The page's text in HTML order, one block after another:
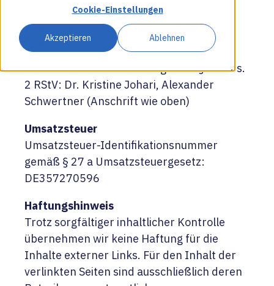
Cookie-Einstellungen
Akzeptieren Ablehnen
Alexander Schwertner
Registergericht: Amtsgericht Freiburg
Registernummer: HRB 727713
Inhaltlich Verantwortliche gemäß § 55 Abs.
2 RStV: Dr. Kristine Johari, Alexander
Schwertner (Anschrift wie oben)
Umsatzsteuer
Umsatzsteuer-Identifikationsnummer
gemäß § 27 a Umsatzsteuergesetz:
DE357270596
Haftungshinweis
Trotz sorgfältiger inhaltlicher Kontrolle
übernehmen wir keine Haftung für die
Inhalte externer Links. Für den Inhalt der
verlinkten Seiten sind ausschließlich deren